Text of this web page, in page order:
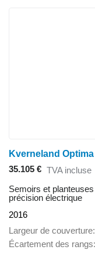
35.105 € TVA incluse
Semoirs et
précision électrique
2016
Largeur de couverture
Écartement des rangs